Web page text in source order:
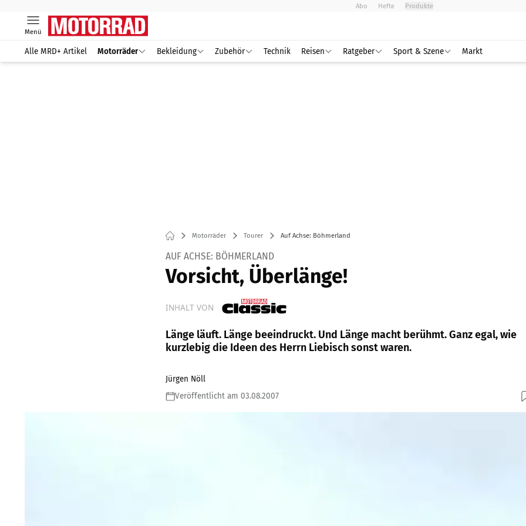
Abo Hefte Produkte
Menü
Alle MRD+ Artikel Motorräder Bekleidung Zubehör Technik Reisen Ratgeber Sport & Szene Markt
Motorräder Tourer Auf Achse: Böhmerland
AUF ACHSE: BÖHMERLAND
Vorsicht, Überlänge!
INHALT VON
Länge läuft. Länge beeindruckt. Und Länge macht berühmt. Ganz egal, wie
kurzlebig die Ideen des Herrn Liebisch sonst waren.
Jürgen Nöll
Veröffentlicht am 03.08.2007